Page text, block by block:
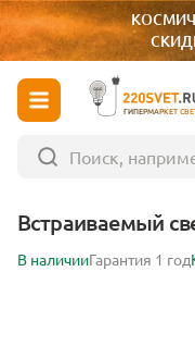
ГИПЕРМАРКЕТ
Встраиваемый
В наличииГарантия 1 год